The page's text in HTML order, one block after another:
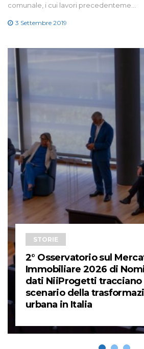
comunale, i cui lavori precedenteme…
3 Settembre 2019
STORIE
2° Osservatorio sul
Immobiliare 2026 di
dati NiiProgetti tracciano
scenario della
urbana in Italia